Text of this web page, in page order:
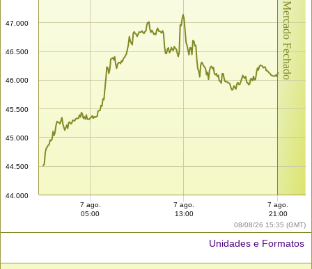
Mercado Fechado
08/08/26 15:35 (GMT)
44.000
44.500
45.000
45.500
46.000
46.500
47.000
7 ago.
05:00
7 ago.
13:00
7 ago.
21:00
Unidades e Formatos